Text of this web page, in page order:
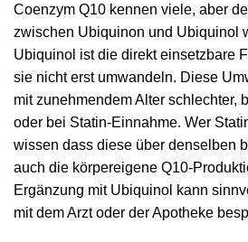
Coenzym Q10 kennen viele, aber
zwischen Ubiquinon und Ubiquinol
Ubiquinol ist die direkt einsetzbare
sie nicht erst umwandeln. Diese
mit zunehmendem Alter schlechter,
oder bei Statin-Einnahme. Wer
wissen dass diese über denselben
auch die körpereigene Q10-
Ergänzung mit Ubiquinol kann
mit dem Arzt oder der Apotheke